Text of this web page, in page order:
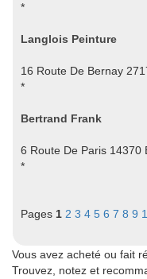
*
Langlois Peinture
16 Route De Bernay
*
Bertrand Frank
6 Route De Paris 14370
*
Pages 1 2 3 4 5 6 7 8 9
Vous avez acheté ou fait
Trouvez, notez et